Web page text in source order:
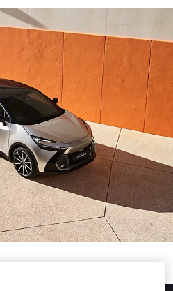
līderi jau vairāk nekā 25 gadus. Tiem ir raksturīgas
attālums.